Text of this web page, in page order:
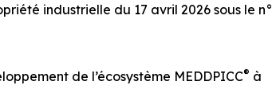
industrielle du 17 avril 2026 sous le n°
de l’écosystème MEDDPICC® à